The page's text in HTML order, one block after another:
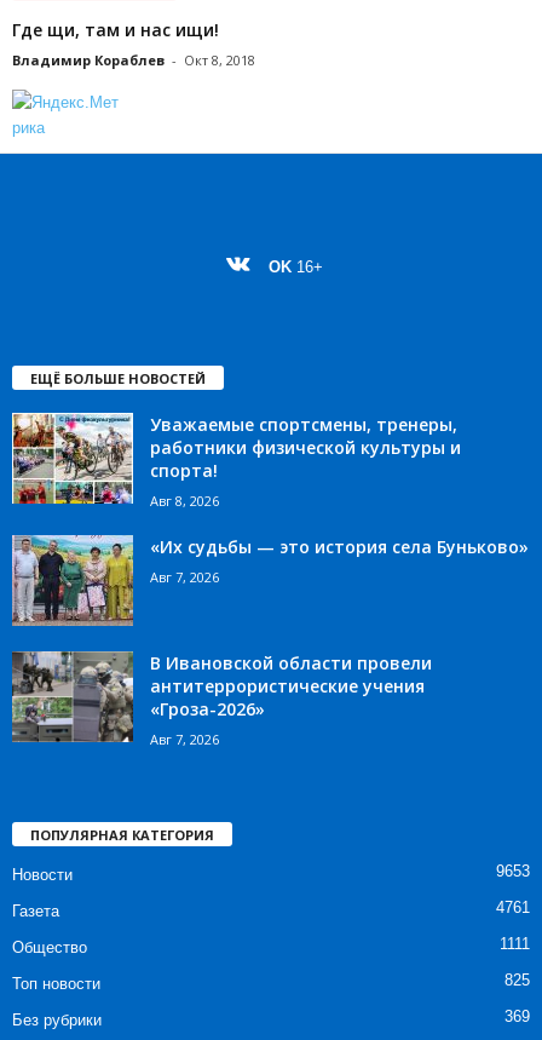
Где щи, там и нас ищи!
Владимир Кораблев - Окт 8, 2018
OK 16+
ЕЩЁ БОЛЬШЕ НОВОСТЕЙ
Уважаемые спортсмены, тренеры,
работники физической культуры и
спорта!
Авг 8, 2026
«Их судьбы — это история села Буньково»
Авг 7, 2026
В Ивановской области провели
антитеррористические учения
«Гроза-2026»
Авг 7, 2026
ПОПУЛЯРНАЯ КАТЕГОРИЯ
Новости 9653
Газета 4761
Общество 1111
Топ новости 825
Без рубрики 369